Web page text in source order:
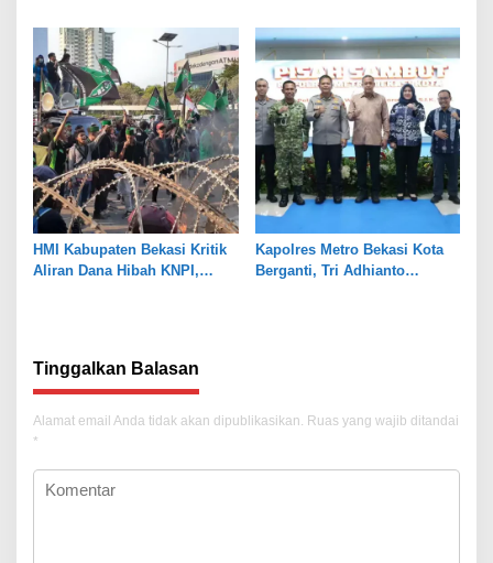
Pendampingan Hukum
Hari Besar
HMI Kabupaten Bekasi Kritik
Aliran Dana Hibah KNPI,
Kapolres Metro Bekasi Kota
Berganti, Tri Adhianto
Tinggalkan Balasan
Alamat email Anda tidak akan dipublikasikan. Ruas yang wajib ditandai
*